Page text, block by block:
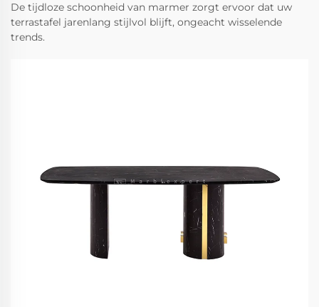
De tijdloze schoonheid van marmer zorgt ervoor dat uw
terrastafel jarenlang stijlvol blijft, ongeacht wisselende
trends.